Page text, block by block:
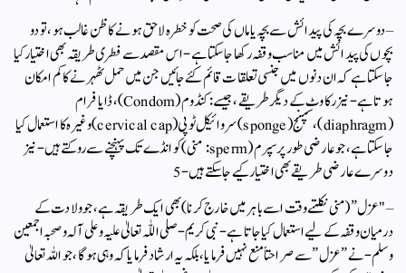
– دوسرے بچہ کی پیدائش سے بچہ یا ماں کی صحت کو خطرہ لاحق ہونے کا ظن غالب ہو، تو دو
بچوں کی پیدائش میں مناسب وقفہ رکھا جاسکتا ہے- اس مقصد سے فطری طریقہ بھی اختیار کیا
جا سکتا ہے کہ ان دنوں میں جنسی تعلقات قائم کئے جائیں جن میں حمل ٹھہرنے کا کم امکان
ہوتا ہے- نیز رکاوٹ کے دیگر طریقے، جیسے: کنڈوم (Condom)، ڈایا فرام
(diaphragm)، سپنج (sponge) سروائیکل ٹوپی (cervical cap) وغیرہ کا استعمال کیا
جا سکتا ہے، جو عارضی طور پر سپرم (sperm: منی) کو انڈے تک پہنچنے سے روکتے ہیں- نیز
دوسرے عارضی طریقے بھی اختیار کیے جا سکتے ہیں-5
– "عزل” ( منی نکلتے وقت اسے باہر میں خارج کرنا) بھی ایک طریقہ ہے، جو ولادت کے
درمیان وقفہ کے لیے استعمال کیا جاتا ہے- نبی کریم- صلی اللّٰہ تعالیٰ علیہ وعلی آلہ وصحبہ اجمعین
وسلم- نے ” عزل” سے صراحتاً منع نہیں فرمایا، بلکہ یہ ارشاد فرمایا کہ وہی ہوگا، جو اللہ تعالیٰ